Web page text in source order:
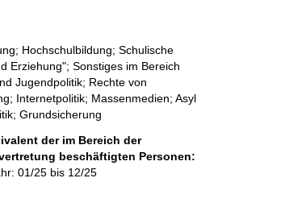
Hochschulbildung; Schulische
Erziehung"; Sonstiges im Bereich
Jugendpolitik; Rechte von
Internetpolitik; Massenmedien; Asyl
Grundsicherung
der im Bereich der
beschäftigten Personen:
01/25 bis 12/25